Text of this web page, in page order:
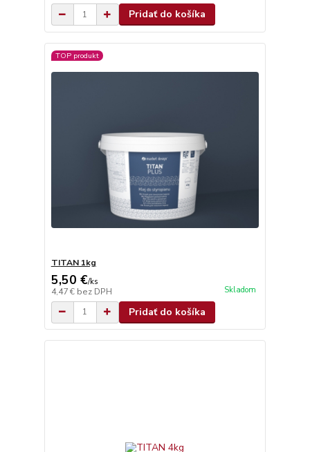
Pridať do košíka
TOP produkt
TITAN 1kg
5,50 €/ks
4,47 € bez DPH Skladom
Pridať do košíka